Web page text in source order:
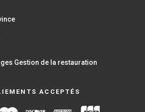
Gestion de la restauration
ACCEPTÉS